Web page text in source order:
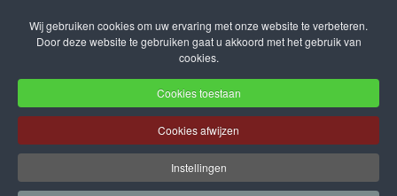
Wij gebruiken cookies om uw ervaring met onze website te verbeteren.
Door deze website te gebruiken gaat u akkoord met het gebruik van
cookies.
Cookies toestaan
Cookies afwijzen
Instellingen
Terug naar hoofdinhoud